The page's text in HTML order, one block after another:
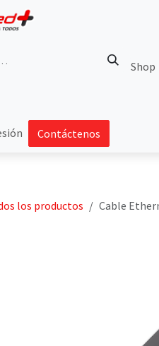
Shop
Contáctenos
los productos Cable